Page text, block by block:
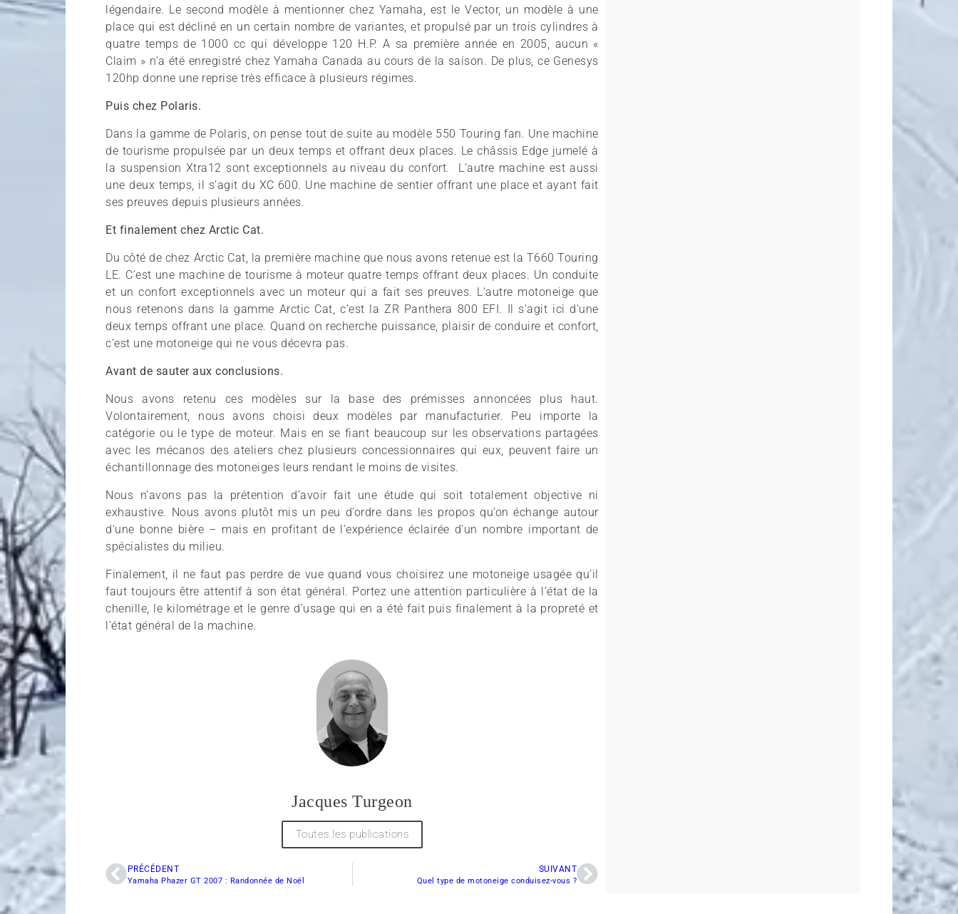
légendaire. Le second modèle à mentionner chez Yamaha, est le Vector, un modèle à une
place qui est décliné en un certain nombre de variantes, et propulsé par un trois cylindres à
quatre temps de 1000 cc qui développe 120 H.P. A sa première année en 2005, aucun «
Claim » n’a été enregistré chez Yamaha Canada au cours de la saison. De plus, ce Genesys
120hp donne une reprise très efficace à plusieurs régimes.
Puis chez Polaris.
Dans la gamme de Polaris, on pense tout de suite au modèle 550 Touring fan. Une machine
de tourisme propulsée par un deux temps et offrant deux places. Le châssis Edge jumelé à
la suspension Xtra12 sont exceptionnels au niveau du confort. L’autre machine est aussi
une deux temps, il s’agit du XC 600. Une machine de sentier offrant une place et ayant fait
ses preuves depuis plusieurs années.
Et finalement chez Arctic Cat.
Du côté de chez Arctic Cat, la première machine que nous avons retenue est la T660 Touring
LE. C’est une machine de tourisme à moteur quatre temps offrant deux places. Un conduite
et un confort exceptionnels avec un moteur qui a fait ses preuves. L’autre motoneige que
nous retenons dans la gamme Arctic Cat, c’est la ZR Panthera 800 EFI. Il s’agit ici d’une
deux temps offrant une place. Quand on recherche puissance, plaisir de conduire et confort,
c’est une motoneige qui ne vous décevra pas.
Avant de sauter aux conclusions.
Nous avons retenu ces modèles sur la base des prémisses annoncées plus haut.
Volontairement, nous avons choisi deux modèles par manufacturier. Peu importe la
catégorie ou le type de moteur. Mais en se fiant beaucoup sur les observations partagées
avec les mécanos des ateliers chez plusieurs concessionnaires qui eux, peuvent faire un
échantillonnage des motoneiges leurs rendant le moins de visites.
Nous n’avons pas la prétention d’avoir fait une étude qui soit totalement objective ni
exhaustive. Nous avons plutôt mis un peu d’ordre dans les propos qu’on échange autour
d’une bonne bière – mais en profitant de l’expérience éclairée d’un nombre important de
spécialistes du milieu.
Finalement, il ne faut pas perdre de vue quand vous choisirez une motoneige usagée qu’il
faut toujours être attentif à son état général. Portez une attention particulière à l’état de la
chenille, le kilométrage et le genre d’usage qui en a été fait puis finalement à la propreté et
l’état général de la machine.
Jacques Turgeon
Toutes les publications
PRÉCÉDENT
Yamaha Phazer GT 2007 : Randonnée de Noël
SUIVANT
Quel type de motoneige conduisez-vous ?